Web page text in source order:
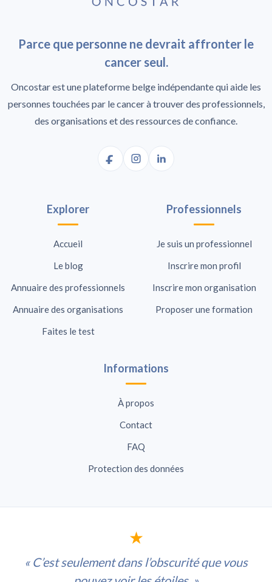
Parce que personne ne devrait affronter le
cancer seul.
Oncostar est une plateforme belge indépendante qui aide les
personnes touchées par le cancer à trouver des professionnels,
des organisations et des ressources de confiance.
Explorer
Accueil
Le blog
Annuaire des professionnels
Annuaire des organisations
Faites le test
Professionnels
Je suis un professionnel
Inscrire mon profil
Inscrire mon organisation
Proposer une formation
Informations
À propos
Contact
FAQ
Protection des données
★
« C’est seulement dans l’obscurité que vous